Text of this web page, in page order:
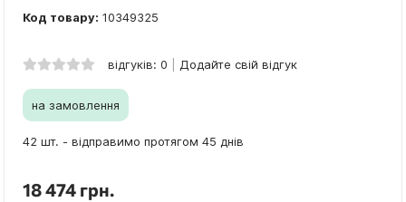
Код товару: 10349325
відгуків: 0 Додайте свій відгук
на замовлення
42 шт. - відправимо протягом 45 днів
18 474 грн.